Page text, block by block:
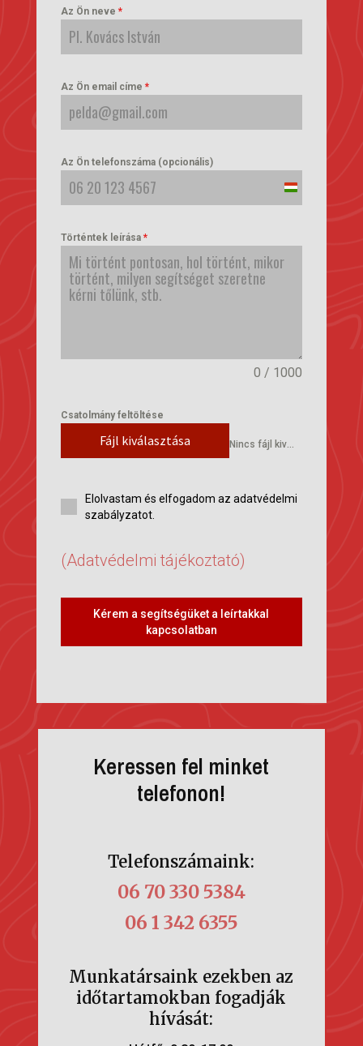
Az Ön neve *
Az Ön email címe *
Az Ön telefonszáma (opcionális)
Hungary
Történtek leírása *
0 / 1000
Csatolmány feltöltése
Fájl kiválasztása Nincs fájl kiválasztva
Elolvastam és elfogadom az adatvédelmi
szabályzatot.
(Adatvédelmi tájékoztató)
Kérem a segítségüket a leírtakkal
kapcsolatban
Keressen fel minket
telefonon!
Telefonszámaink:
06 70 330 5384
06 1 342 6355
Munkatársaink ezekben az
időtartamokban fogadják
hívását: